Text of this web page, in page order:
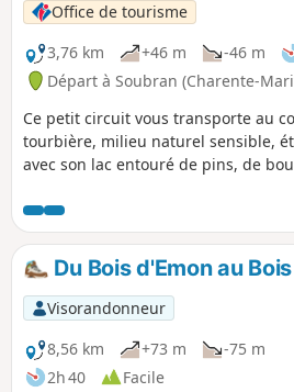
Office de tourisme
3,76 km
+46 m -46 m
Départ à Soubran (Charente-
Ce petit circuit vous transporte au
tourbière, milieu naturel sensible,
avec son lac entouré de pins, de
circuit ombragé et agréable se
chemins forestiers avant de
d'où l'on peut emprunter le sentier
rencontre des espèces animales et
les panneaux le long des passerelles
Du Bois d'Emon au
Visorandonneur
8,56 km
+73 m
-75 m
2h 40
Facile